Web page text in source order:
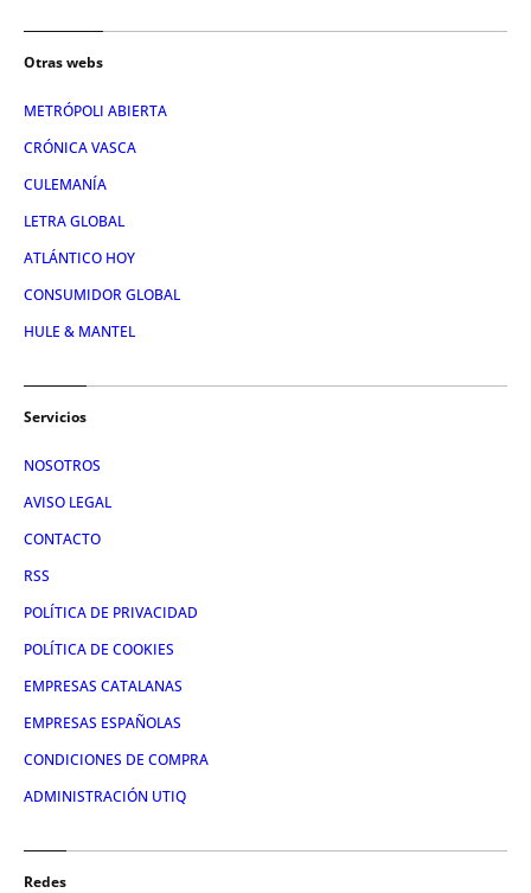
Otras webs
METRÓPOLI ABIERTA
CRÓNICA VASCA
CULEMANÍA
LETRA GLOBAL
ATLÁNTICO HOY
CONSUMIDOR GLOBAL
HULE & MANTEL
Servicios
NOSOTROS
AVISO LEGAL
CONTACTO
RSS
POLÍTICA DE PRIVACIDAD
POLÍTICA DE COOKIES
EMPRESAS CATALANAS
EMPRESAS ESPAÑOLAS
CONDICIONES DE COMPRA
ADMINISTRACIÓN UTIQ
Redes